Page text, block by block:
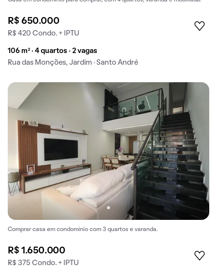
R$ 650.000
R$ 420 Condo. + IPTU
106 m² · 4 quartos · 2 vagas
Rua das Monções, Jardim · Santo André
Comprar casa em condomínio com 3 quartos e varanda.
R$ 1.650.000
R$ 375 Condo. + IPTU